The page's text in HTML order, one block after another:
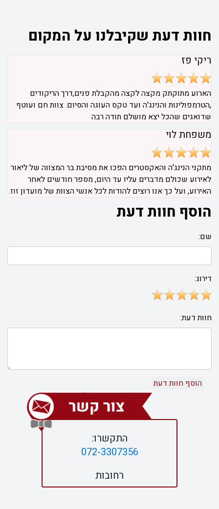
חוות דעת שקיבלנו על המקום
ריקי פז
הארוע מתוקתק מקצה לקצה מהקבלת פנים,דרך הריקודים
,הטרמפולינות והנינג'ה ועד טקס העוגה והסיום. צוות חם ועוטף
שדואגים שהכל יצא מושלם תודה רבה
משפחת לוי
מתקני הנינג'ה והאקסטרים הפכו את מסיבת בר המצווה של ליאור
לאירוע שכולם מדברים עליו עד היום, מספר חודשים לאחר
האירוע, ועל כך אנו רוצים להודות לכל אנשי הצוות של מועדון זוז.
הוסף חוות דעת
שם:
דירוג:
חוות דעת:
התקשרו:
072-3307356
רחובות